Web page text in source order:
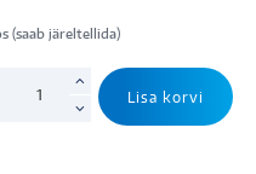
(saab järeltellida)
Lisa korvi